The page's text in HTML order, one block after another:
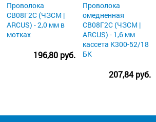
Проволока
СВ08Г2С (ЧЗСМ |
ARCUS) - 2,0 мм в
мотках
196,80 руб.
Проволока
омедненная
СВ08Г2С (ЧЗСМ |
ARCUS) - 1,6 мм
кассета К300-52/18
БК
207,84 руб.